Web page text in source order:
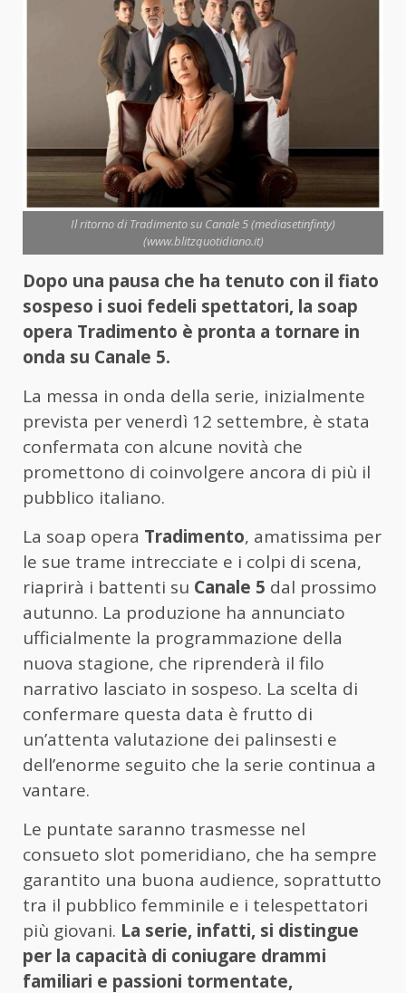
Il ritorno di Tradimento su Canale 5 (mediasetinfinty)
(www.blitzquotidiano.it)
Dopo una pausa che ha tenuto con il fiato
sospeso i suoi fedeli spettatori, la soap
opera Tradimento è pronta a tornare in
onda su Canale 5.
La messa in onda della serie, inizialmente
prevista per venerdì 12 settembre, è stata
confermata con alcune novità che
promettono di coinvolgere ancora di più il
pubblico italiano.
La soap opera Tradimento, amatissima per
le sue trame intrecciate e i colpi di scena,
riaprirà i battenti su Canale 5 dal prossimo
autunno. La produzione ha annunciato
ufficialmente la programmazione della
nuova stagione, che riprenderà il filo
narrativo lasciato in sospeso. La scelta di
confermare questa data è frutto di
un’attenta valutazione dei palinsesti e
dell’enorme seguito che la serie continua a
vantare.
Le puntate saranno trasmesse nel
consueto slot pomeridiano, che ha sempre
garantito una buona audience, soprattutto
tra il pubblico femminile e i telespettatori
più giovani. La serie, infatti, si distingue
per la capacità di coniugare drammi
familiari e passioni tormentate,